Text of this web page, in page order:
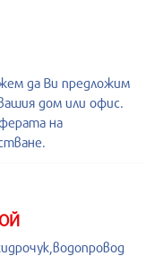
да Ви предложим
дом или офис.
на